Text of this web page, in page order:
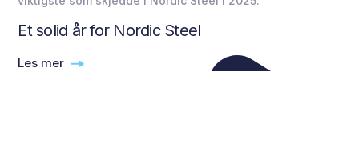
Et solid år for Nordic Steel
Les mer